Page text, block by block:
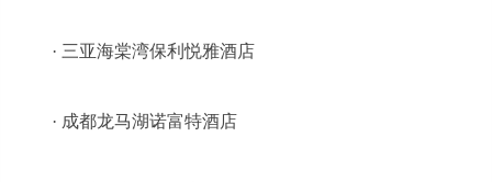
· 三亚海棠湾保利悦雅酒店
· 成都龙马湖诺富特酒店